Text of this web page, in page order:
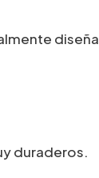
duraderos.